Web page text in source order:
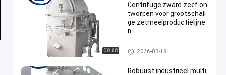
00:08
Centrifuge zware zeef on
tworpen voor grootschali
ge zetmeelproductielijne
n
De Verwerkingsmachine van h
et maniokzetmeel
2026-03-19
Robuust industrieel multi